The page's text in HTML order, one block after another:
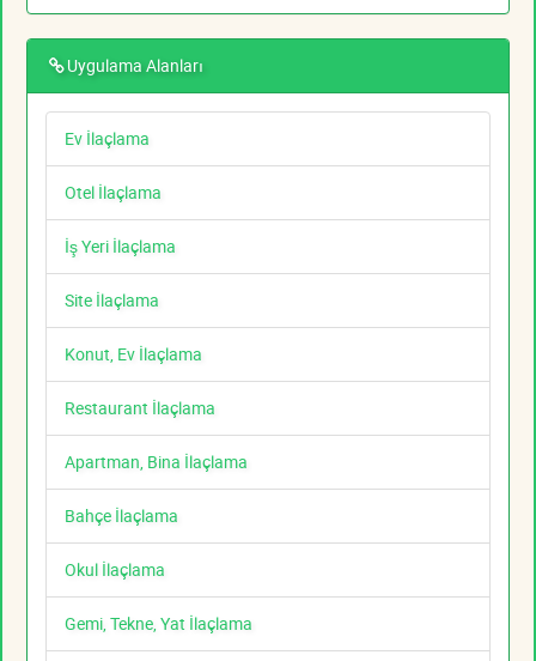
Uygulama Alanları
Ev İlaçlama
Otel İlaçlama
İş Yeri İlaçlama
Site İlaçlama
Konut, Ev İlaçlama
Restaurant İlaçlama
Apartman, Bina İlaçlama
Bahçe İlaçlama
Okul İlaçlama
Gemi, Tekne, Yat İlaçlama